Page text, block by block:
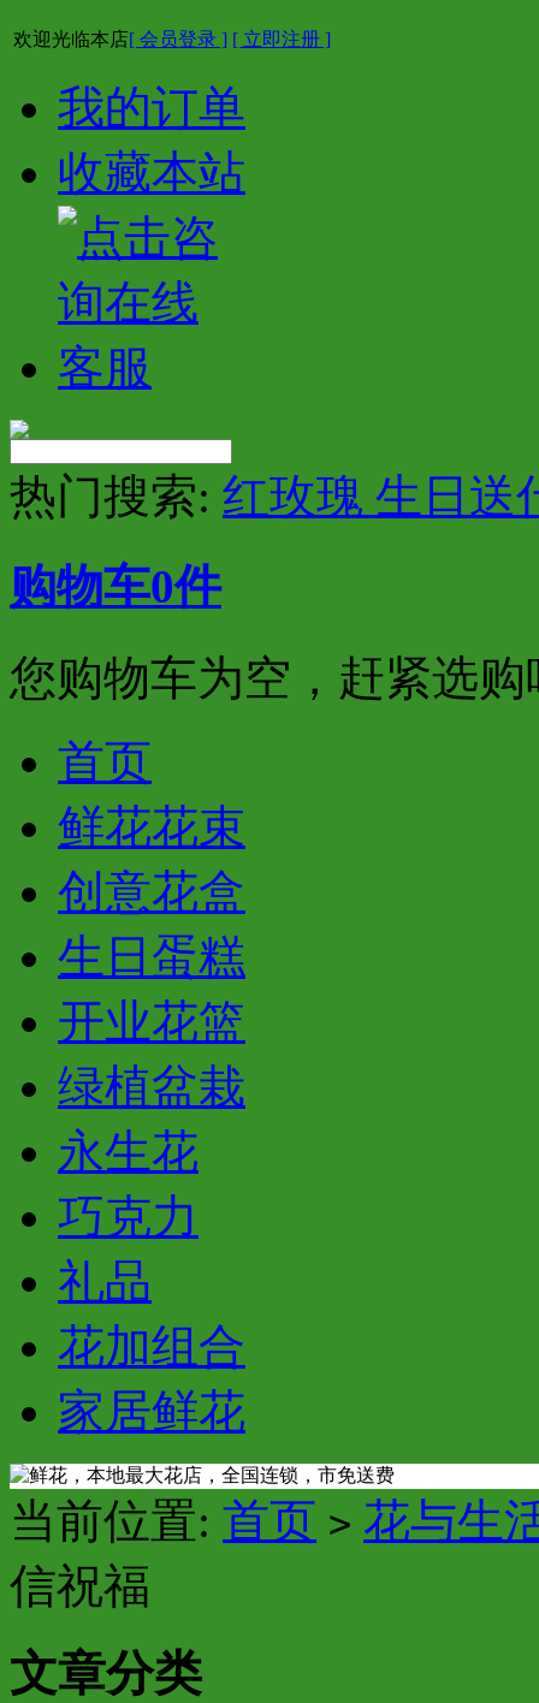
欢迎光临本店[ 会员登录 ] [ 立即注册 ]
我的订单
收藏本站
热门搜索: 红玫瑰 生日送
购物车0件
您购物车为空，赶紧选购
首页
鲜花花束
创意花盒
生日蛋糕
开业花篮
绿植盆栽
永生花
巧克力
礼品
花加组合
家居鲜花
当前位置: 首页 > 花与生
信祝福
文章分类